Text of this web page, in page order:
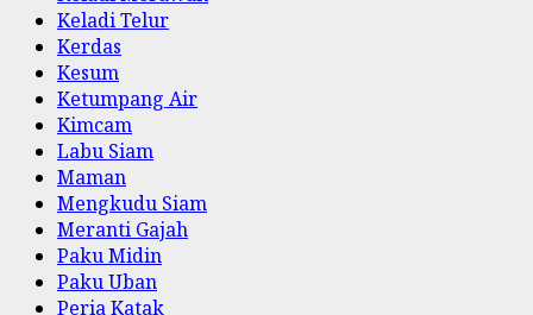
Keladi Telur
Kerdas
Kesum
Ketumpang Air
Kimcam
Labu Siam
Maman
Mengkudu Siam
Meranti Gajah
Paku Midin
Paku Uban
Peria Katak